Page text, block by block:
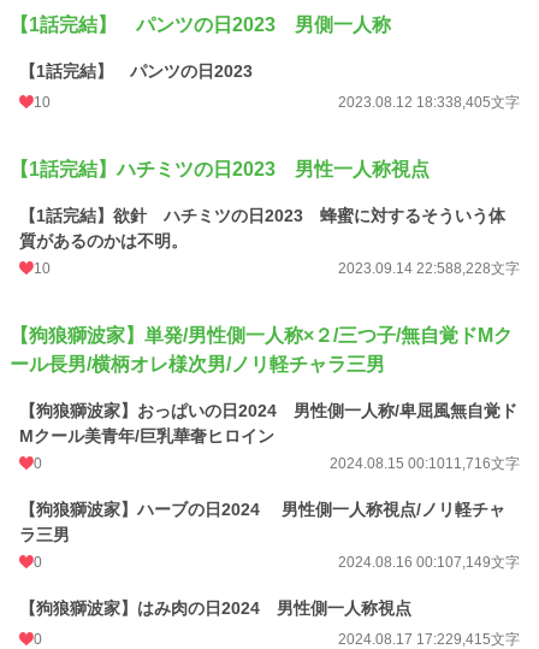
【1話完結】 パンツの日2023 男側一人称
【1話完結】 パンツの日2023
10 2023.08.12 18:338,405文字
【1話完結】ハチミツの日2023 男性一人称視点
【1話完結】欲針 ハチミツの日2023 蜂蜜に対するそういう体
質があるのかは不明。
10 2023.09.14 22:588,228文字
【狗狼獅波家】単発/男性側一人称×２/三つ子/無自覚ドMク
ール長男/横柄オレ様次男/ノリ軽チャラ三男
【狗狼獅波家】おっぱいの日2024 男性側一人称/卑屈風無自覚ド
Mクール美青年/巨乳華奢ヒロイン
0 2024.08.15 00:1011,716文字
【狗狼獅波家】ハーブの日2024 男性側一人称視点/ノリ軽チャ
ラ三男
0 2024.08.16 00:107,149文字
【狗狼獅波家】はみ肉の日2024 男性側一人称視点
0 2024.08.17 17:229,415文字